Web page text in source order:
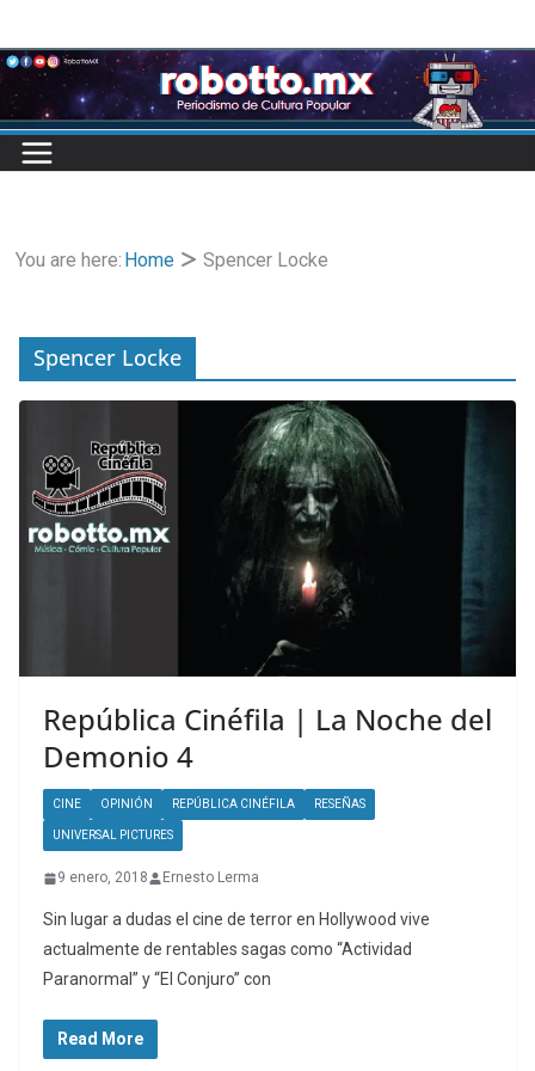
to
content
You are here: Home Spencer Locke
Spencer Locke
República Cinéfila | La Noche del
Demonio 4
CINE OPINIÓN REPÚBLICA CINÉFILA RESEÑAS
UNIVERSAL PICTURES
9 enero, 2018 Ernesto Lerma
Sin lugar a dudas el cine de terror en Hollywood vive
actualmente de rentables sagas como “Actividad
Paranormal” y “El Conjuro” con
Read More